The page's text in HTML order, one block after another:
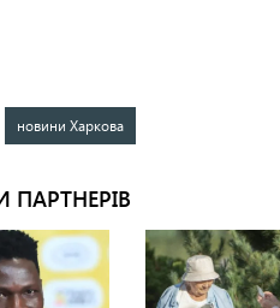
новини Харкова